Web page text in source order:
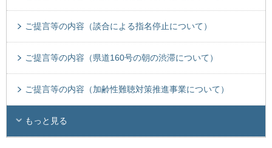
ご提言等の内容（談合による指名停止について）
ご提言等の内容（県道160号の朝の渋滞について）
ご提言等の内容（加齢性難聴対策推進事業について）
もっと見る